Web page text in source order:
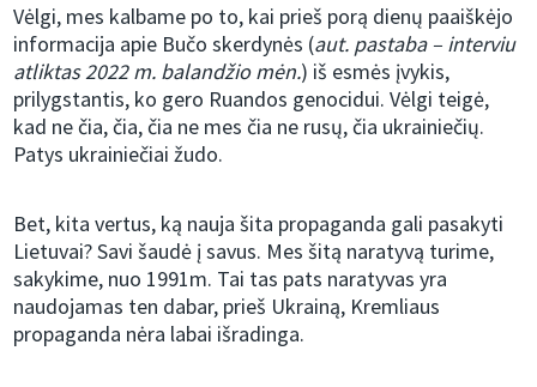
Vėlgi, mes kalbame po to, kai prieš porą dienų paaiškėjo
informacija apie Bučo skerdynės (aut. pastaba – interviu
atliktas 2022 m. balandžio mėn.) iš esmės įvykis,
prilygstantis, ko gero Ruandos genocidui. Vėlgi teigė,
kad ne čia, čia, čia ne mes čia ne rusų, čia ukrainiečių.
Patys ukrainiečiai žudo.
Bet, kita vertus, ką nauja šita propaganda gali pasakyti
Lietuvai? Savi šaudė į savus. Mes šitą naratyvą turime,
sakykime, nuo 1991m. Tai tas pats naratyvas yra
naudojamas ten dabar, prieš Ukrainą, Kremliaus
propaganda nėra labai išradinga.